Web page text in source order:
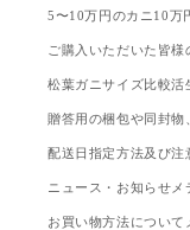
5〜10万円のカニ 10万
ご購入いただいた皆様
松葉ガニサイズ比較活
贈答用の梱包や同封物
配送日指定方法及び注
ニュース・お知らせ メ
お買い物方法について